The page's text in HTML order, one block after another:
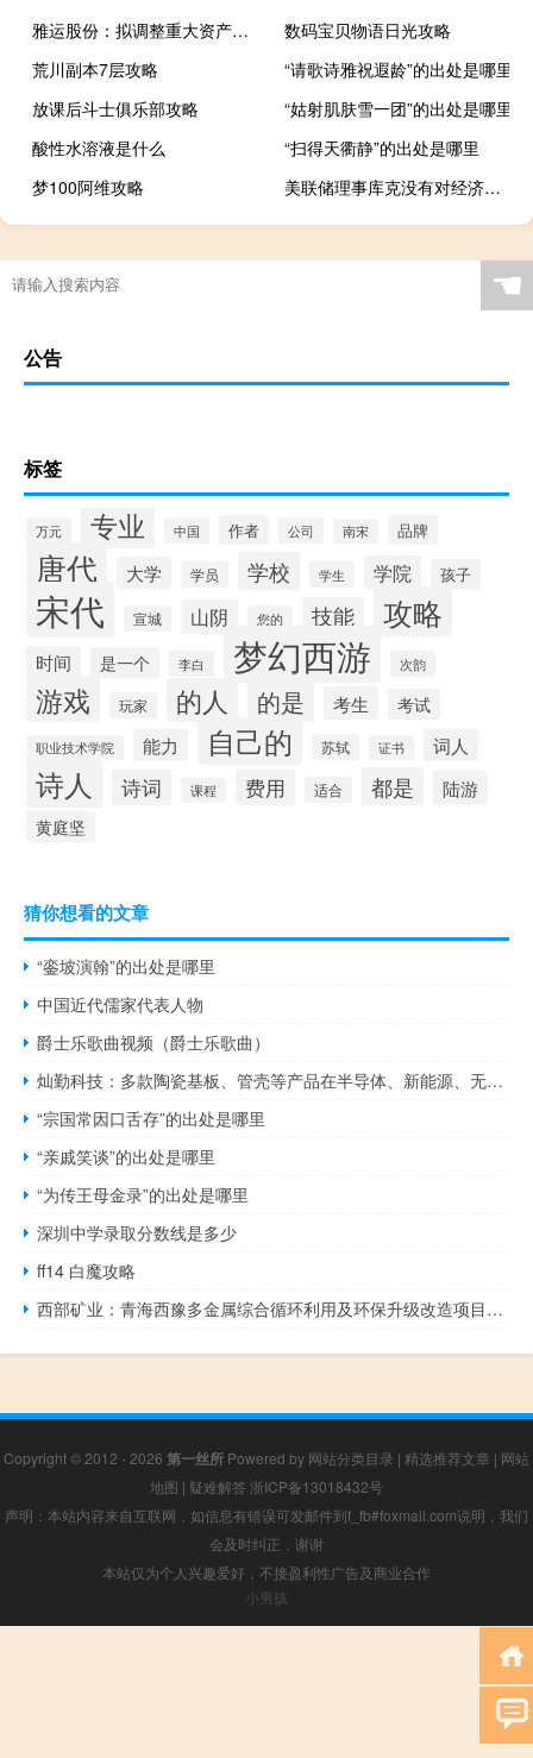
雅运股份：拟调整重大资产重组方案股票明起停牌
数码宝贝物语日光攻略
荒川副本7层攻略
“请歌诗雅祝遐龄”的出处是哪里
放课后斗士俱乐部攻略
“姑射肌肤雪一团”的出处是哪里
酸性水溶液是什么
“扫得天衢静”的出处是哪里
梦100阿维攻略
美联储理事库克没有对经济前景或政策偏好发表评论
☚
公告
标签
万元 专业 中国 作者 公司 南宋 品牌
唐代 大学 学员 学校 学生 学院 孩子
宋代 宣城 山阴 您的 技能 攻略
时间 是一个 李白 梦幻西游 次韵
游戏 玩家 的人 的是 考生 考试
职业技术学院 能力 自己的 苏轼 证书 词人
诗人 诗词 课程 费用 适合 都是 陆游
黄庭坚
猜你想看的文章
“銮坡演翰”的出处是哪里
中国近代儒家代表人物
爵士乐歌曲视频（爵士乐歌曲）
灿勤科技：多款陶瓷基板、管壳等产品在半导体、新能源、无线通信等领域的客户开始送样
“宗国常因口舌存”的出处是哪里
“亲戚笑谈”的出处是哪里
“为传王母金录”的出处是哪里
深圳中学录取分数线是多少
ff14 白魔攻略
西部矿业：青海西豫多金属综合循环利用及环保升级改造项目计划于2024年年中建成投产
Copyright © 2012 - 2026 第一丝所 Powered by 网站分类目录 | 精选推荐文章 | 网站
地图 | 疑难解答 浙ICP备13018432号
声明：本站内容来自互联网，如信息有错误可发邮件到f_fb#foxmail.com说明，我们
会及时纠正，谢谢
本站仅为个人兴趣爱好，不接盈利性广告及商业合作
小男孩